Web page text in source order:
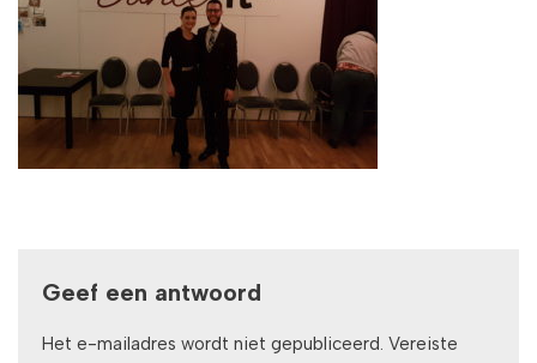
Geef een antwoord
Het e-mailadres wordt niet gepubliceerd. Vereiste